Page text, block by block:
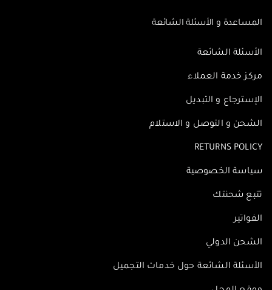
المساعدة و الأسئلة الشائعة
الأسئلة الشائعة
مركز خدمة العملاء
الإسترجاع و التبديل
الشحن و التوصل و الاستلام
RETURNS POLICY
سياسة الخصوصية
تتبع شحنتك
الفواتير
الشحن الدولي
الأسئلة الشائعة حول خدمات التجميل